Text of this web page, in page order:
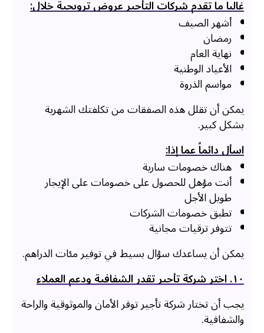
غالباً ما تقدم شركات التأجير عروض ترويجية خلال:
أشهر الصيف
رمضان
نهاية العام
الأعياد الوطنية
مواسم الذروة
يمكن أن تقلل هذه الصفقات من تكلفتك الشهرية
بشكل كبير.
اسأل دائماً عما إذا:
هناك خصومات سارية
أنت مؤهل للحصول على خصومات على الإيجار
طويل الأجل
تطبق خصومات الشركات
تتوفر ترقيات مجانية
يمكن أن يساعدك سؤال بسيط في توفير مئات الدراهم.
۱٠. اختر شركة تأجير تقدر الشفافية ودعم العملاء
يجب أن تختار شركة تأجير توفر الأمان والموثوقية والراحة
والشفافية.